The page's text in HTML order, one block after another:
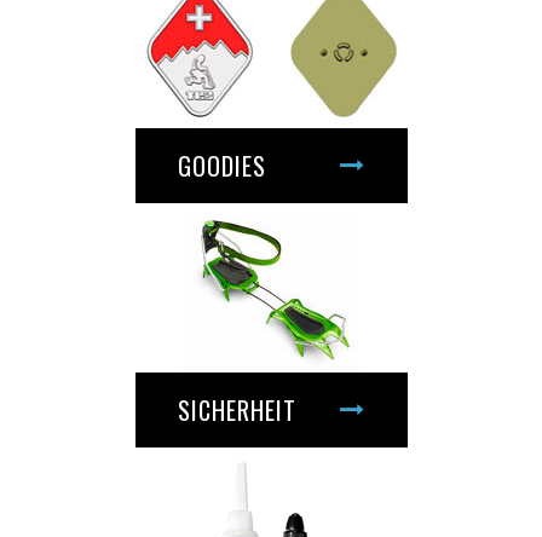
GOODIES
SICHERHEIT